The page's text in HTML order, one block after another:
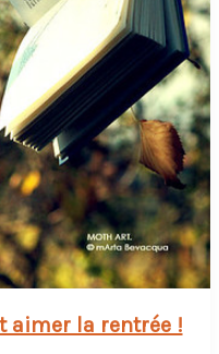
aimer la rentrée !